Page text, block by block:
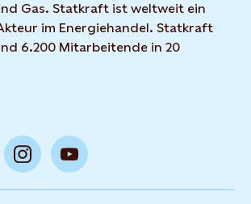
Gas. Statkraft ist weltweit ein
im Energiehandel. Statkraft
6.200 Mitarbeitende in 20